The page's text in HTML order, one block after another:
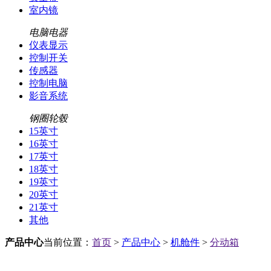
室内镜
电脑电器
仪表显示
控制开关
传感器
控制电脑
影音系统
钢圈轮毂
15英寸
16英寸
17英寸
18英寸
19英寸
20英寸
21英寸
其他
产品中心当前位置： 首页 > 产品中心 > 机舱件 > 分动箱